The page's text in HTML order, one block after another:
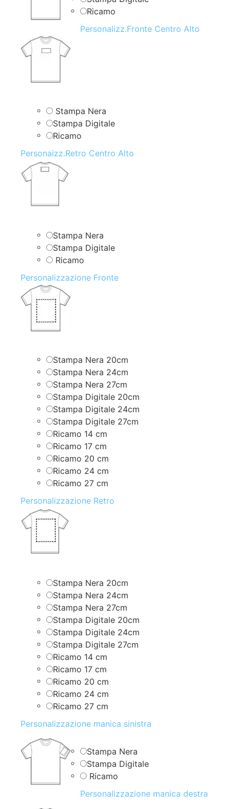
Ricamo
Personalizz.Fronte Centro Alto
Stampa Nera
Stampa Digitale
Ricamo
Personaizz.Retro Centro Alto
Stampa Nera
Stampa Digitale
Ricamo
Personalizzazione Fronte
Stampa Nera 20cm
Stampa Nera 24cm
Stampa Nera 27cm
Stampa Digitale 20cm
Stampa Digitale 24cm
Stampa Digitale 27cm
Ricamo 14 cm
Ricamo 17 cm
Ricamo 20 cm
Ricamo 24 cm
Ricamo 27 cm
Personalizzazione Retro
Stampa Nera 20cm
Stampa Nera 24cm
Stampa Nera 27cm
Stampa Digitale 20cm
Stampa Digitale 24cm
Stampa Digitale 27cm
Ricamo 14 cm
Ricamo 17 cm
Ricamo 20 cm
Ricamo 24 cm
Ricamo 27 cm
Personalizzazione manica sinistra
Stampa Nera
Stampa Digitale
Ricamo
Personalizzazione manica destra